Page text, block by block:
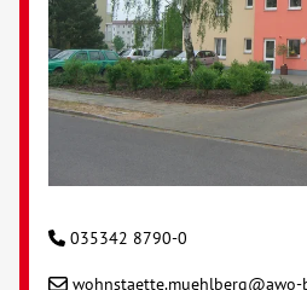
Mitmachen
Karriere
035342 8790-0
wohnstaette.muehlberg@awo-